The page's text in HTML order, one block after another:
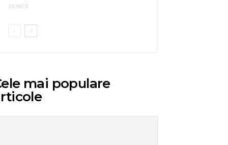
ZILNICE
mai populare